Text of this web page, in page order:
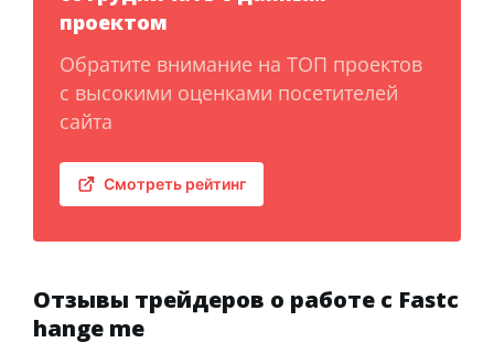
проектом
Обратите внимание на ТОП проектов
с высокими оценками посетителей
сайта
Смотреть рейтинг
Отзывы трейдеров о работе с Fastc
hange me